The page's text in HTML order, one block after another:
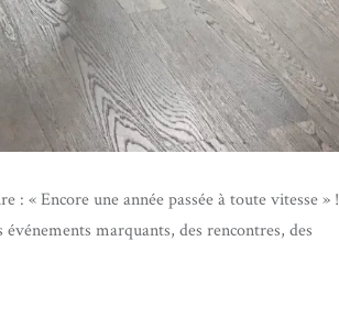
: « Encore une année passée à toute vitesse » !
marquants, des rencontres, des